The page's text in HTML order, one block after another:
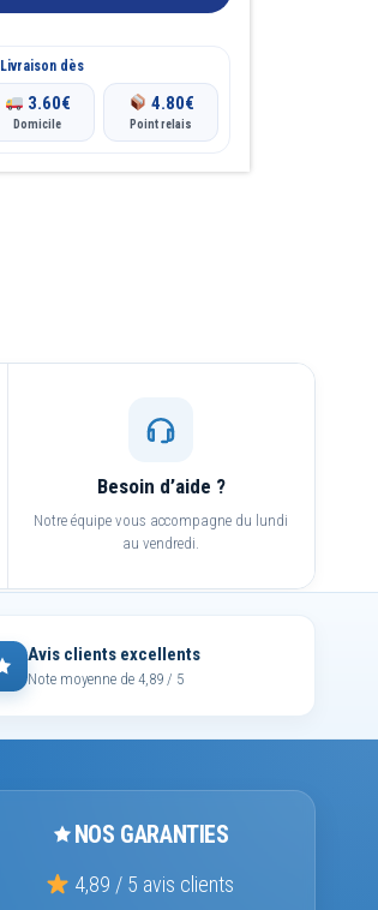
Livraison dès
3.60€
Domicile
4.80€
Point relais
Besoin d’aide ?
Notre équipe vous accompagne du lundi
au vendredi.
Avis clients excellents
Note moyenne de 4,89 / 5
NOS GARANTIES
4,89 / 5 avis clients